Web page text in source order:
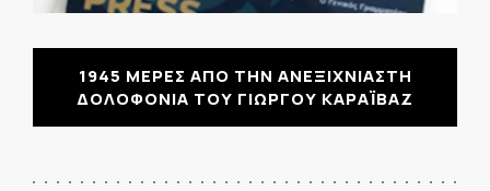
1945 ΜΕΡΕΣ ΑΠΟ ΤΗΝ ΑΝΕΞΙΧΝΙΑΣΤΗ
ΔΟΛΟΦΟΝΙΑ ΤΟΥ ΓΙΩΡΓΟΥ ΚΑΡΑΪΒΑΖ